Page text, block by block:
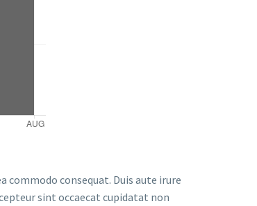
commodo consequat. Duis aute irure
sint occaecat cupidatat non